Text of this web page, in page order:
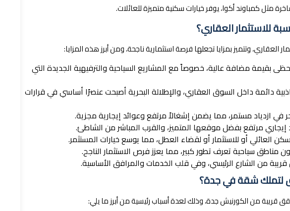
مثل كمباوند أكوا، يوفر خيارات سكنية متميزة للعائلات.
للاستثمار العقاري؟
العقاري، وتتميز بمزايا تجعلها فرصة استثمارية ناجحة، ومن أبرز هذه المزايا:
بقيمة مضافة عالية، خصوصاً مع المشاريع السياحية والترفيهية الجديدة التي
دائمة داخل السوق العقاري، والإطلالة البحرية أصبحت عنصرًا أساسي في قرارات
في ازدياد مستمر، مما يضمن إشغالاً مرتفع وعوائد إيجارية مجزية.
إيجاري مرتفع بفضل موقعها المتميز، والقرب المباشر من الشاطئ.
العائلي أو للاستثمار أو لقضاء العطل، مما يوسع خيارات المستثمر.
مناطق سياحية تعرف تطور كبير، مما يعزز فرص الاستثمار الناجح.
من الشارع الرئيسي، وفي قلب الخدمات والمرافق الأساسية.
لتملك شقة في جدة؟
قريبة من الكورنيش جدة، وذلك لعدة أسباب رئيسية من أبرز ما يلي: